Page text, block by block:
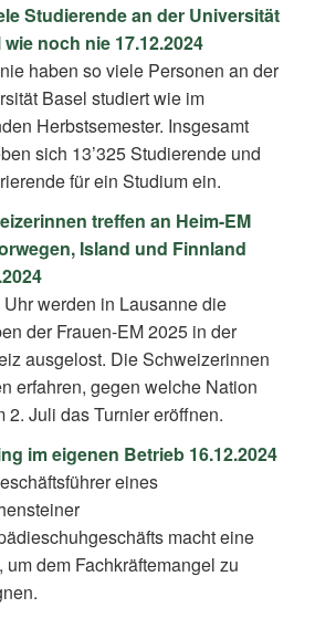
Studierende an der Universität
wie noch nie 17.12.2024
haben so viele Personen an der
Basel studiert wie im
Herbstsemester. Insgesamt
sich 13’325 Studierende und
für ein Studium ein.
treffen an Heim-EM
Island und Finnland
werden in Lausanne die
der Frauen-EM 2025 in der
ausgelost. Die Schweizerinnen
erfahren, gegen welche Nation
2. Juli das Turnier eröffnen.
im eigenen Betrieb 16.12.2024
eines
macht eine
um dem Fachkräftemangel zu